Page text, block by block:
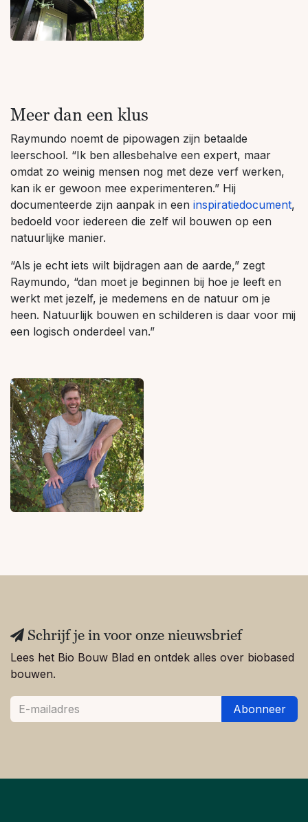
Meer dan een klus
Raymundo noemt de pipowagen zijn betaalde
leerschool. “Ik ben allesbehalve een expert, maar
omdat zo weinig mensen nog met deze verf werken,
kan ik er gewoon mee experimenteren.” Hij
documenteerde zijn aanpak in een inspiratiedocument,
bedoeld voor iedereen die zelf wil bouwen op een
natuurlijke manier.
“Als je echt iets wilt bijdragen aan de aarde,” zegt
Raymundo, “dan moet je beginnen bij hoe je leeft en
werkt met jezelf, je medemens en de natuur om je
heen. Natuurlijk bouwen en schilderen is daar voor mij
een logisch onderdeel van.”
Schrijf je in voor onze nieuwsbrief
Lees het Bio Bouw Blad en ontdek alles over biobased
bouwen.
Abonneer